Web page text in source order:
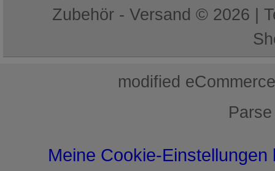
Zubehör - Versand © 2026 |
mod ified
Meine Cookie-